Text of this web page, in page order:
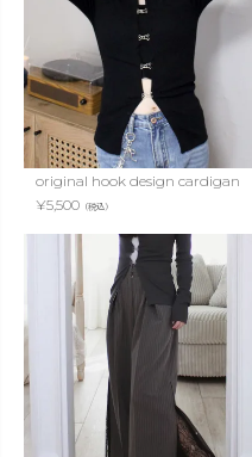
original hook design cardigan
¥5,500 （税込）